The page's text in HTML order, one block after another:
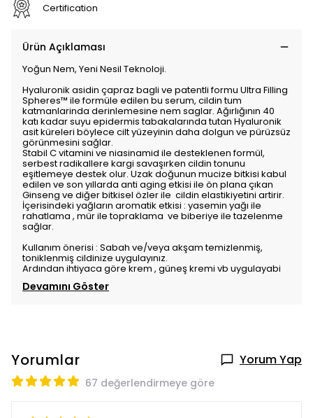
Certification
Ürün Açıklaması
Yoğun Nem, Yeni Nesil Teknoloji.
Hyaluronik asidin çapraz bagli ve patentli formu Ultra Filling
Spheres™ ile formüle edilen bu serum, cildin tum
katmanlarinda derinlemesine nem saglar. Ağırlığının 40
katı kadar suyu epidermis tabakalarında tutan Hyaluronik
asit küreleri böylece cilt yüzeyinin daha dolgun ve pürüzsüz
görünmesini sağlar.
Stabil C vitamini ve niasinamid ile desteklenen formül,
serbest radikallere kargi savaşırken cildin tonunu
eşitlemeye destek olur. Uzak doğunun mucize bitkisi kabul
edilen ve son yıllarda anti aging etkisi ile ön plana çıkan
Ginseng ve diğer bitkisel özler ile cildin elastikiyetini artirir.
İçerisindeki yağların aromatik etkisi : yasemin yağı ile
rahatlama , mür ile topraklama ve biberiye ile tazelenme
sağlar.
Kullanım önerisi : Sabah ve/veya akşam temizlenmiş,
toniklenmiş cildinize uygulayınız.
Ardından ihtiyaca göre krem , güneş kremi vb uygulayabi
Devamını Göster
Yorumlar Yorum Yap
67 değerlendirmeye göre